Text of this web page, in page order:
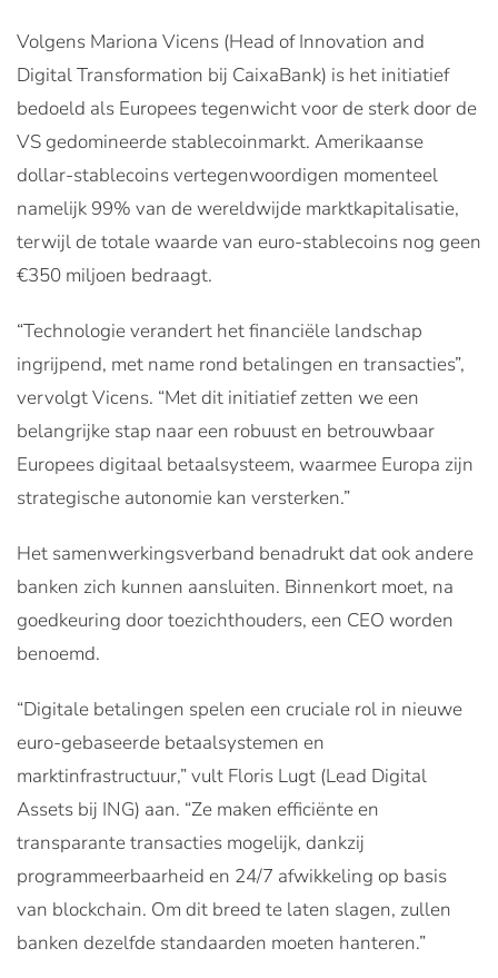
Volgens Mariona Vicens (Head of Innovation and
Digital Transformation bij CaixaBank) is het initiatief
bedoeld als Europees tegenwicht voor de sterk door de
VS gedomineerde stablecoinmarkt. Amerikaanse
dollar-stablecoins vertegenwoordigen momenteel
namelijk 99% van de wereldwijde marktkapitalisatie,
terwijl de totale waarde van euro-stablecoins nog geen
€350 miljoen bedraagt.
“Technologie verandert het financiële landschap
ingrijpend, met name rond betalingen en transacties”,
vervolgt Vicens. “Met dit initiatief zetten we een
belangrijke stap naar een robuust en betrouwbaar
Europees digitaal betaalsysteem, waarmee Europa zijn
strategische autonomie kan versterken.”
Het samenwerkingsverband benadrukt dat ook andere
banken zich kunnen aansluiten. Binnenkort moet, na
goedkeuring door toezichthouders, een CEO worden
benoemd.
“Digitale betalingen spelen een cruciale rol in nieuwe
euro-gebaseerde betaalsystemen en
marktinfrastructuur,” vult Floris Lugt (Lead Digital
Assets bij ING) aan. “Ze maken efficiënte en
transparante transacties mogelijk, dankzij
programmeerbaarheid en 24/7 afwikkeling op basis
van blockchain. Om dit breed te laten slagen, zullen
banken dezelfde standaarden moeten hanteren.”